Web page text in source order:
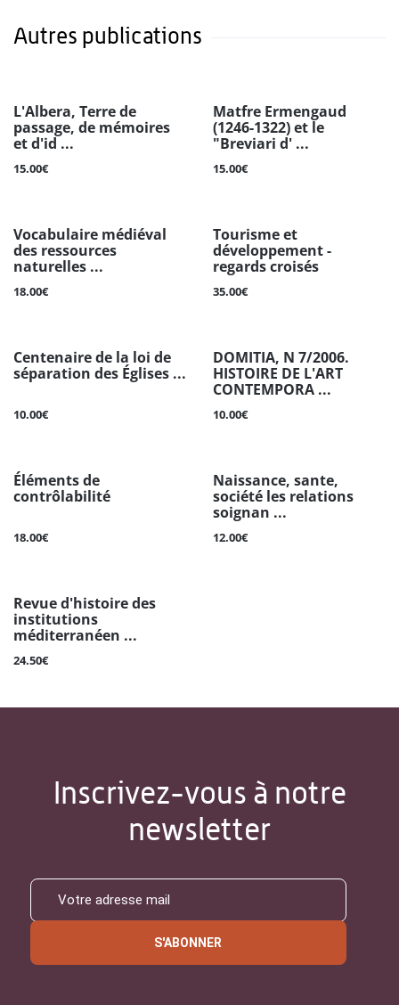
Autres publications
L'Albera, Terre de
passage, de mémoires
et d'id ...
15.00€
Matfre Ermengaud
(1246-1322) et le
"Breviari d' ...
15.00€
Vocabulaire médiéval
des ressources
naturelles ...
18.00€
Tourisme et
développement -
regards croisés
35.00€
Centenaire de la loi de
séparation des Églises ...
10.00€
DOMITIA, N 7/2006.
HISTOIRE DE L'ART
CONTEMPORA ...
10.00€
Éléments de
contrôlabilité
18.00€
Naissance, sante,
société les relations
soignan ...
12.00€
Revue d'histoire des
institutions
méditerranéen ...
24.50€
Inscrivez-vous à notre
newsletter
S'ABONNER